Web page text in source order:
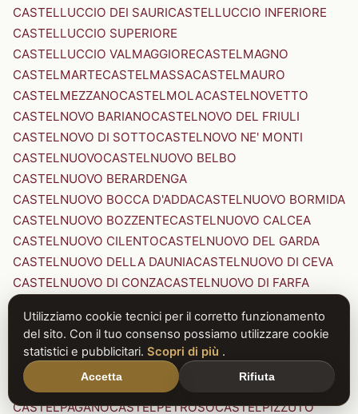
CASTELLUCCIO DEI SAURICASTELLUCCIO INFERIORE
CASTELLUCCIO SUPERIORE
CASTELLUCCIO VALMAGGIORECASTELMAGNO
CASTELMARTECASTELMASSACASTELMAURO
CASTELMEZZANOCASTELMOLACASTELNOVETTO
CASTELNOVO BARIANOCASTELNOVO DEL FRIULI
CASTELNOVO DI SOTTOCASTELNOVO NE' MONTI
CASTELNUOVOCASTELNUOVO BELBO
CASTELNUOVO BERARDENGA
CASTELNUOVO BOCCA D'ADDACASTELNUOVO BORMIDA
CASTELNUOVO BOZZENTECASTELNUOVO CALCEA
CASTELNUOVO CILENTOCASTELNUOVO DEL GARDA
CASTELNUOVO DELLA DAUNIACASTELNUOVO DI CEVA
CASTELNUOVO DI CONZACASTELNUOVO DI FARFA
CASTELNUOVO DI PORTO CASTELNUOVO DON BOSCO
CASTELNUOVO MAGRACASTELNUOVO NIGRA
CASTELNUOVO PARANOCASTELNUOVO RANGONE
CASTELNUOVO SCRIVIA
CASTELNUOVO VAL DI CECINA
CASTELPAGANOCASTELPETROSOCASTELPIZZUTO
Utilizziamo cookie tecnici per il corretto funzionamento
del sito. Con il tuo consenso possiamo utilizzare cookie
statistici e pubblicitari. Scopri di più .
Accetta Rifiuta